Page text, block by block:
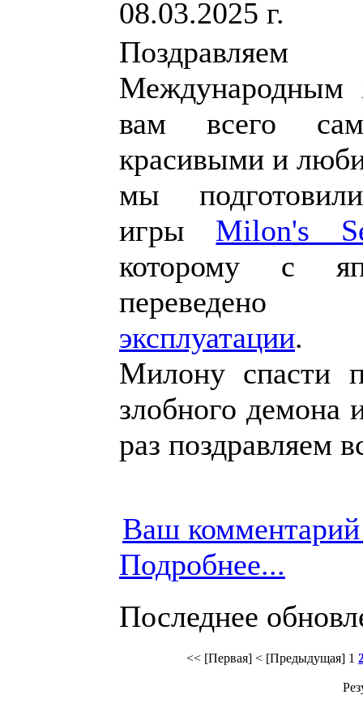
08.03.2025 г.
вам всего
красивыми и
мы
игры Milon's
которому с
эксплуатации.
Милону спасти
злобного демона
раз поздравляем
Ваш
Подробнее...
Последнее
<< [Первая] < [Предыдущая] 1